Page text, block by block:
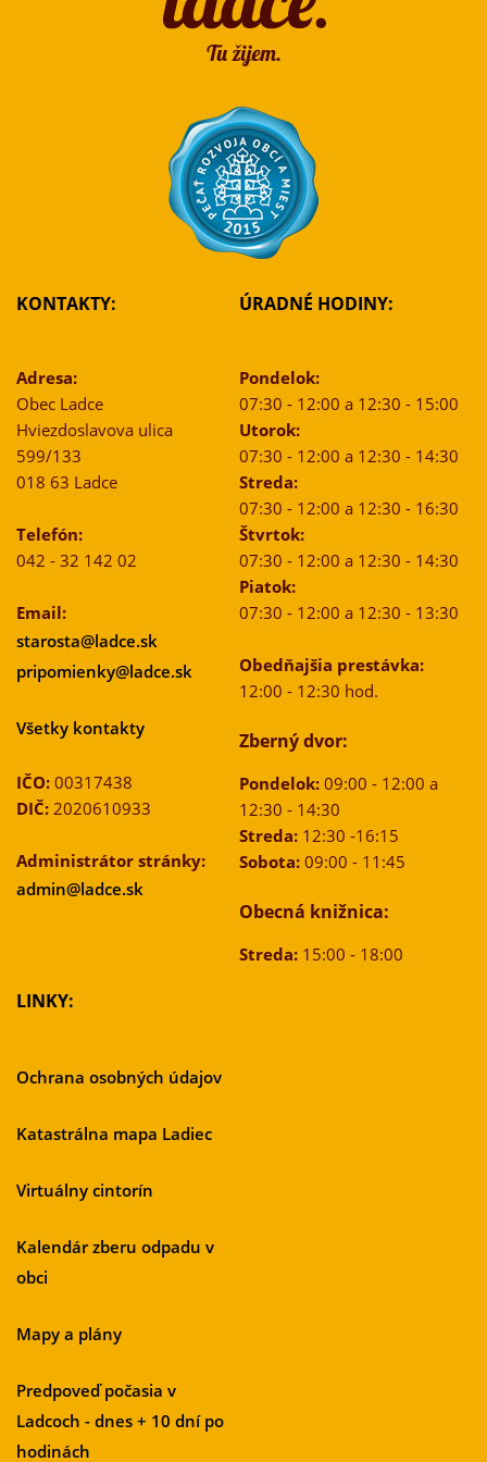
KONTAKTY:
Adresa:
Obec Ladce
Hviezdoslavova ulica
599/133
018 63 Ladce
Telefón:
042 - 32 142 02
Email:
starosta@ladce.sk
pripomienky@ladce.sk
Všetky kontakty
IČO: 00317438
DIČ: 2020610933
Administrátor stránky:
admin@ladce.sk
ÚRADNÉ HODINY:
Pondelok:
07:30 - 12:00 a 12:30 - 15:00
Utorok:
07:30 - 12:00 a 12:30 - 14:30
Streda:
07:30 - 12:00 a 12:30 - 16:30
Štvrtok:
07:30 - 12:00 a 12:30 - 14:30
Piatok:
07:30 - 12:00 a 12:30 - 13:30
Obedňajšia prestávka:
12:00 - 12:30 hod.
Zberný dvor:
Pondelok:09:00 - 12:00 a
12:30 - 14:30
Streda:12:30 -16:15
Sobota:09:00 - 11:45
Obecná knižnica:
Streda:15:00 - 18:00
LINKY:
Ochrana osobných údajov
Katastrálna mapa Ladiec
Virtuálny cintorín
Kalendár zberu odpadu v
obci
Mapy a plány
Predpoveď počasia v
Ladcoch - dnes + 10 dní po
hodinách